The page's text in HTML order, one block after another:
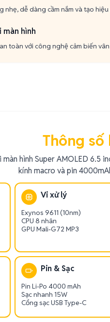
nhẹ, dễ dàng cầm nắm và tạo
màn hình
toàn với công nghệ cảm biến
Thông
màn hình Super AMOLED 6.5
kính macro và pin
Vi xử lý
Exynos 9611 (10nm)
CPU 8 nhân
GPU Mali-G72 MP3
Pin & Sạc
Pin Li-Po 4000 mAh
Sạc nhanh 15W
Cổng sạc USB Type-C